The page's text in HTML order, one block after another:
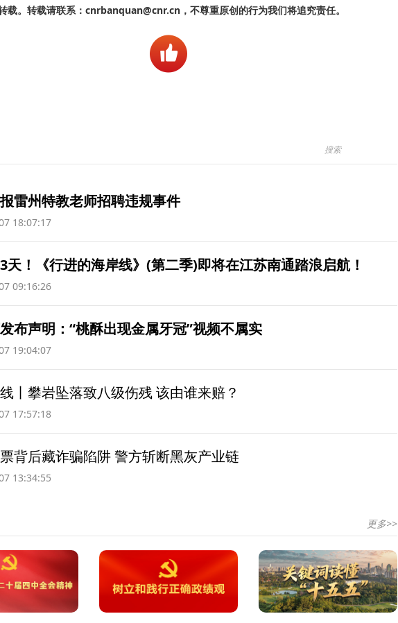
载。转载请联系：cnrbanquan@cnr.cn，不尊重原创的行为我们将追究责任。
雷州特教老师招聘违规事件
18:07:17
天！《行进的海岸线》(第二季)即将在江苏南通踏浪启航！
09:16:26
布声明：“桃酥出现金属牙冠”视频不属实
19:04:07
丨攀岩坠落致八级伤残 该由谁来赔？
17:57:18
背后藏诈骗陷阱 警方斩断黑灰产业链
13:34:55
更多>>